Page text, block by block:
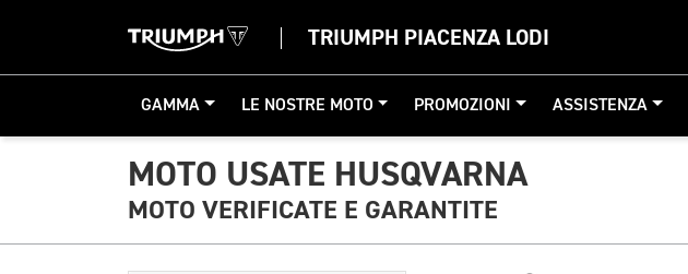
TRIUMPH PIACENZA LODI
GAMMA LE NOSTRE MOTO PROMOZIONI ASSISTENZA
MOTO USATE HUSQVARNA
MOTO VERIFICATE E GARANTITE